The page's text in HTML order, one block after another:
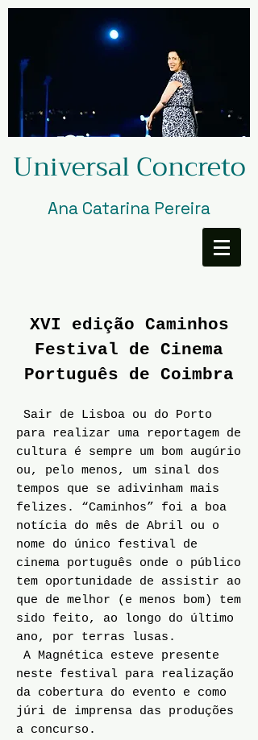
Universal Concreto
Ana Catarina Pereira
XVI edição Caminhos
Festival de Cinema
Português de Coimbra
Sair de Lisboa ou do Porto
para realizar uma reportagem de
cultura é sempre um bom augúrio
ou, pelo menos, um sinal dos
tempos que se adivinham mais
felizes. “Caminhos” foi a boa
notícia do mês de Abril ou o
nome do único festival de
cinema português onde o público
tem oportunidade de assistir ao
que de melhor (e menos bom) tem
sido feito, ao longo do último
ano, por terras lusas.
A Magnética esteve presente
neste festival para realização
da cobertura do evento e como
júri de imprensa das produções
a concurso.